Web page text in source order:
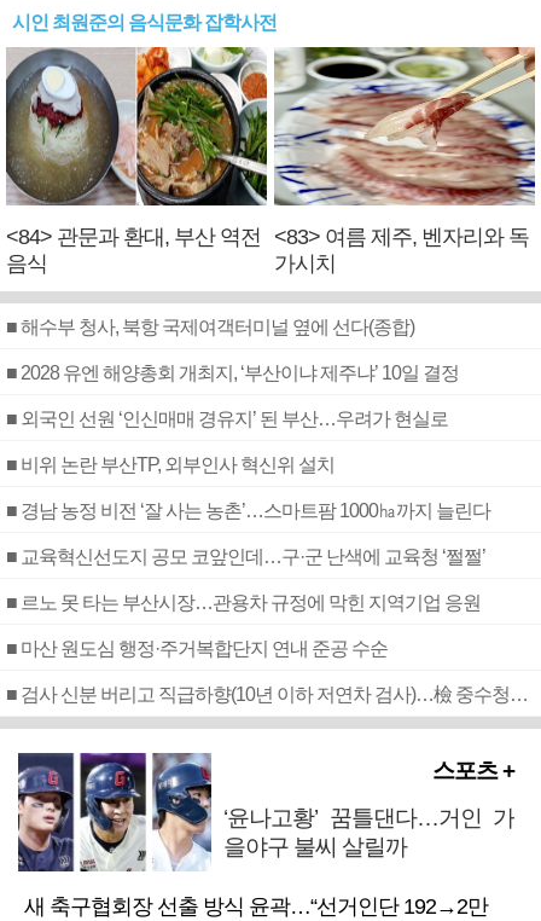
시인 최원준의 음식문화 잡학사전
<84> 관문과 환대, 부산 역전
음식
<83> 여름 제주, 벤자리와 독
가시치
■ 해수부 청사, 북항 국제여객터미널 옆에 선다(종합)
■ 2028 유엔 해양총회 개최지, ‘부산이냐 제주냐’ 10일 결정
■ 외국인 선원 ‘인신매매 경유지’ 된 부산…우려가 현실로
■ 비위 논란 부산TP, 외부인사 혁신위 설치
■ 경남 농정 비전 ‘잘 사는 농촌’…스마트팜 1000㏊까지 늘린다
■ 교육혁신선도지 공모 코앞인데…구·군 난색에 교육청 ‘쩔쩔’
■ 르노 못 타는 부산시장…관용차 규정에 막힌 지역기업 응원
■ 마산 원도심 행정·주거복합단지 연내 준공 수순
■ 검사 신분 버리고 직급하향(10년 이하 저연차 검사)…檢 중수청행 기피
스포츠 +
‘윤나고황’ 꿈틀댄다…거인 가
을야구 불씨 살릴까
새 축구협회장 선출 방식 윤곽…“선거인단 192→2만